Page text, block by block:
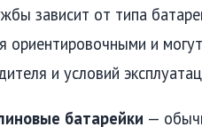
зависит от типа
ориентировочными и
и условий
батарейки —